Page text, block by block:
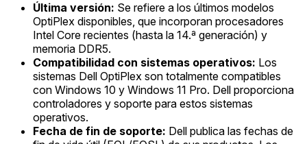
Última versión: Se refiere a los últimos modelos
OptiPlex disponibles, que incorporan procesadores
Intel Core recientes (hasta la 14.ª generación) y
memoria DDR5.
Compatibilidad con sistemas operativos: Los
sistemas Dell OptiPlex son totalmente compatibles
con Windows 10 y Windows 11 Pro. Dell proporciona
controladores y soporte para estos sistemas
operativos.
Fecha de fin de soporte: Dell publica las fechas de